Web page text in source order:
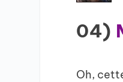
04)
Oh,